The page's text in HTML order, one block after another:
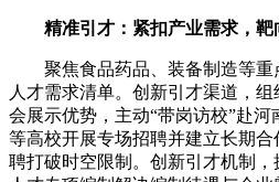
精准引才：紧扣产业需求，靶
聚焦食品药品、装备制造等
人才需求清单。创新引才渠道，
会展示优势，主动“带岗访校”赴
等高校开展专场招聘并建立长期合
聘打破时空限制。创新引才机制，